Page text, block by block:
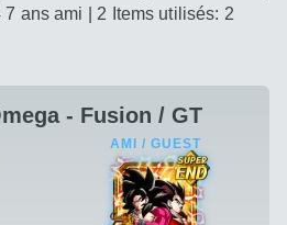
ans ami | 2 Items utilisés: 2
- Fusion / GT